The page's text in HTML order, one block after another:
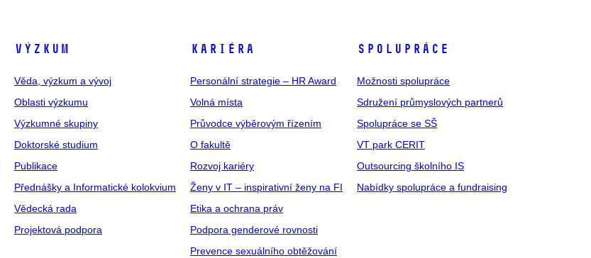
VÝZKUM
Věda, výzkum a vývoj
Oblasti výzkumu
Výzkumné skupiny
Doktorské studium
Publikace
Přednášky a Informatické kolokvium
Vědecká rada
Projektová podpora
KARIÉRA
Personální strategie – HR Award
Volná místa
Průvodce výběrovým řízením
O fakultě
Rozvoj kariéry
Ženy v IT – inspirativní ženy na FI
Etika a ochrana práv
Podpora genderové rovnosti
Prevence sexuálního obtěžování
SPOLUPRÁCE
Možnosti spolupráce
Sdružení průmyslových partnerů
Spolupráce se SŠ
VT park CERIT
Outsourcing školního IS
Nabídky spolupráce a fundraising